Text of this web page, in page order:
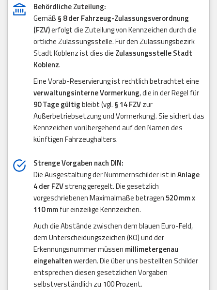
Behördliche Zuteilung:
Gemäß § 8 der Fahrzeug-Zulassungsverordnung
(FZV)erfolgt die Zuteilung von Kennzeichen durch die
örtliche Zulassungsstelle. Für den Zulassungsbezirk
Stadt Koblenz ist dies die Zulassungsstelle Stadt
Koblenz.
Eine Vorab-Reservierung ist rechtlich betrachtet eine
verwaltungsinterne Vormerkung, die in der Regel für
90 Tage gültigbleibt (vgl. § 14 FZVzur
Außerbetriebsetzung und Vormerkung). Sie sichert das
Kennzeichen vorübergehend auf den Namen des
künftigen Fahrzeughalters.
Strenge Vorgaben nach DIN:
Die Ausgestaltung der Nummernschilder ist inAnlage
4 der FZVstreng geregelt. Die gesetzlich
vorgeschriebenen Maximalmaße betragen520 mm x
110 mmfür einzeilige Kennzeichen.
Auch die Abstände zwischen dem blauen Euro-Feld,
dem Unterscheidungszeichen (KO) und der
Erkennungsnummer müssen millimetergenau
eingehaltenwerden. Die über uns bestellten Schilder
entsprechen diesen gesetzlichen Vorgaben
selbstverständlich zu 100 Prozent.